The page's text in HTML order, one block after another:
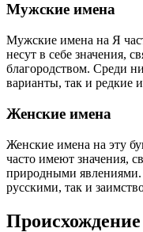
Мужские имена
Мужские имена на Я
несут в себе значения,
благородством. Среди
варианты, так и редкие
Женские имена
Женские имена на эту
часто имеют значения,
природными
русскими, так и